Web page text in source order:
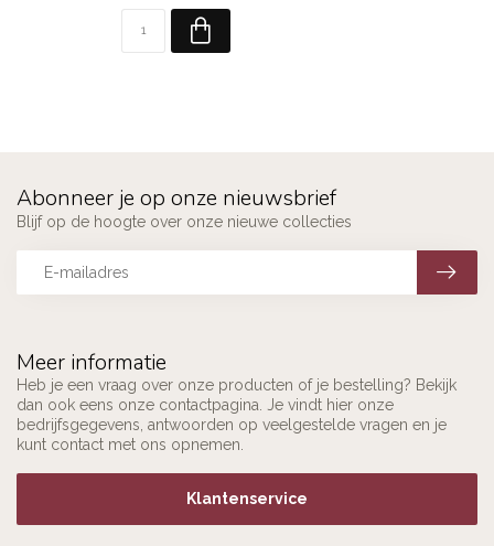
Meer informatie
Heb je een vraag over onze producten of je bestelling? Bekijk
dan ook eens onze contactpagina. Je vindt hier onze
bedrijfsgegevens, antwoorden op veelgestelde vragen en je
kunt contact met ons opnemen.
Klantenservice
Abonneer je op onze nieuwsbrief
Blijf op de hoogte over onze nieuwe collecties